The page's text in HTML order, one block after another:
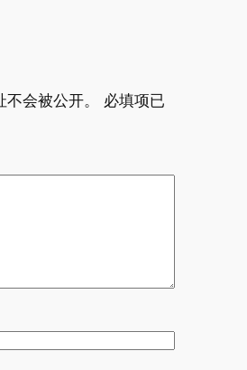
会被公开。
必填项已